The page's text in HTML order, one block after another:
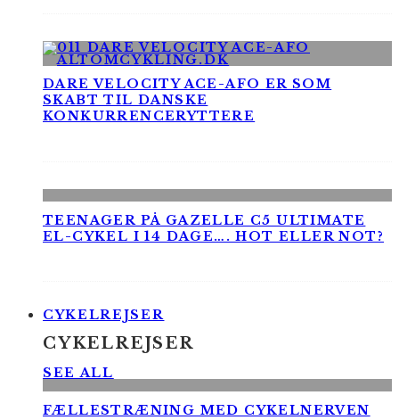
DARE VELOCITY ACE-AFO ER SOM
SKABT TIL DANSKE
KONKURRENCERYTTERE
TEENAGER PÅ GAZELLE C5 ULTIMATE
EL-CYKEL I 14 DAGE…. HOT ELLER NOT?
CYKELREJSER
CYKELREJSER
SEE ALL
FÆLLESTRÆNING MED CYKELNERVEN